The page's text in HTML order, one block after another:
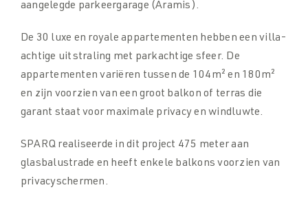
aangelegde parkeergarage (Aramis).
De 30 luxe en royale appartementen hebben een villa-
achtige uitstraling met parkachtige sfeer. De
appartementen variëren tussen de 104m² en 180m²
en zijn voorzien van een groot balkon of terras die
garant staat voor maximale privacy en windluwte.
SPARQ realiseerde in dit project 475 meter aan
glasbalustrade en heeft enkele balkons voorzien van
privacyschermen.